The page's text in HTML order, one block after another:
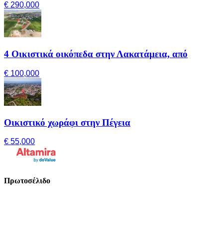
€ 290,000
4 Οικιστικά οικόπεδα στην Λακατάμεια, από
€ 100,000
Οικιστικό χωράφι στην Πέγεια
€ 55,000
Πρωτοσέλιδο